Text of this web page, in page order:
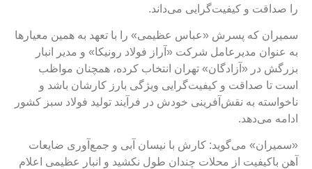
را صداقت و کیفیت‌گرایی می‌داند.
سمیران که پسرش «عباس عظیمی» را با تعهد به همین معیارها
به عنوان مدیرعامل شرکت «آراز فولاد رونیکا» و مدیر انبار
بزرگش در «آزادگان» تهران انتخاب کرده، همچنان مواظب
است تا صداقت و کیفیت‌گرایی ویژگی بارز کارشان باشد و
ناخواسته به نقش‌آفرینی خودش در فرآیند تولید فولاد سبز کشور
ادامه می‌دهد.
«سمیران» می‌گوید: کارش با نیسان آبی و جمع‌آوری ضایعات
آهن باکیفیت از محلات چندان طول نکشید و انبار عظیمی اعلام